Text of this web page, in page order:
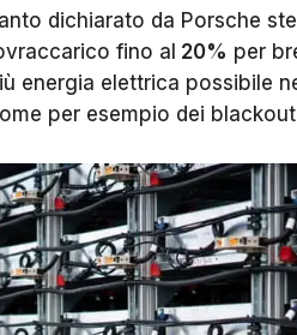
dichiarato da Porsche
fino al 20% per
energia elettrica possibile
per esempio dei